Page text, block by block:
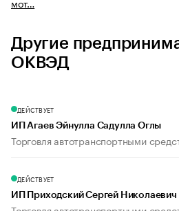
мот…
Другие
ОКВЭД
ДЕЙСТВУЕТ
ИП Агаев Эйнулла Садулла Оглы
Торговля автотранспортными
ДЕЙСТВУЕТ
ИП Приходский Сергей Николаевич